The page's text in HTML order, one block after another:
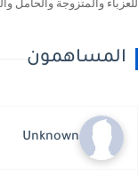
للعزباء والمتزوجة والحامل
المساهمون
Unknown